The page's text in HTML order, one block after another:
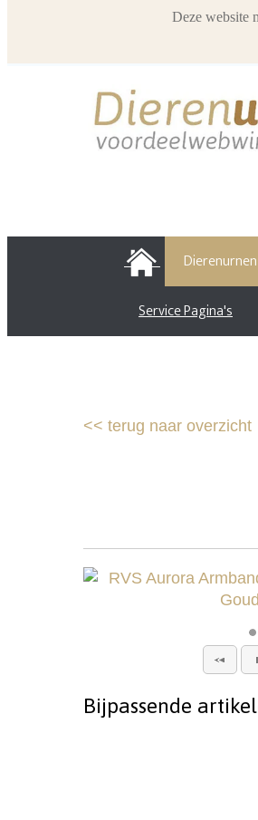
HOME Dierenurnen
Service Pagina's
<< terug naar overzicht
Bijpassende
Deze website